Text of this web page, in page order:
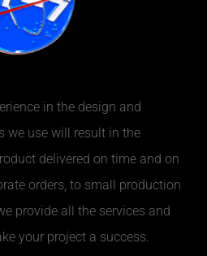
in the design and
we use will result in the
delivered on time and on
orders, to small production
provide all the services and
your project a success.